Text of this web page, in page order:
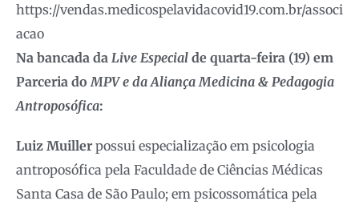
https://vendas.medicospelavidacovid19.com.br/associ
acao
Na bancada da Live Especial de quarta-feira (19) em
Parceria do MPV e da Aliança Medicina & Pedagogia
Antroposófica:
Luiz Muiller possui especialização em psicologia
antroposófica pela Faculdade de Ciências Médicas
Santa Casa de São Paulo; em psicossomática pela